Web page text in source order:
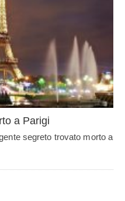
a Parigi
segreto trovato morto a